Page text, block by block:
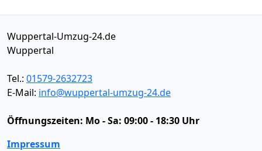
Wuppertal-Umzug-24.de
Wuppertal
Tel.: 01579-2632723
E-Mail: info@wuppertal-umzug-24.de
Öffnungszeiten: Mo - Sa: 09:00 - 18:30 Uhr
Impressum